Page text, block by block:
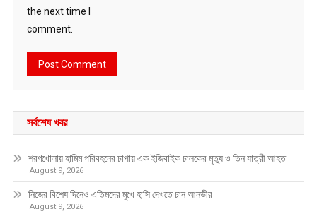
the next time I
comment.
সর্বশেষ খবর
শরণখোলায় হামিম পরিবহনের চাপায় এক ইজিবাইক চালকের মৃত্যু ও তিন যাত্রী আহত
August 9, 2026
নিজের বিশেষ দিনেও এতিমদের মুখে হাসি দেখতে চান আনভীর
August 9, 2026